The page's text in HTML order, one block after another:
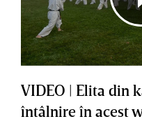
VIDEO | Elita din
întâlnire în acest